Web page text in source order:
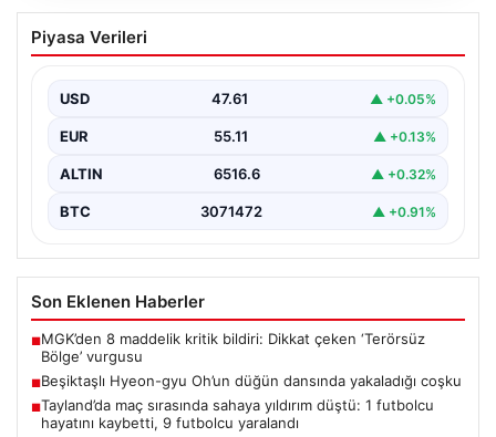
Beşiktaşlı Hyeon-gyu Oh’un düğün
dansında yakaladığı coşku
düzenlediği düğünde sahneye çıkarak eğlenceli bir
dans performansı…
Piyasa Verileri
USD 47.61 ▲ +0.05%
EUR 55.11 ▲ +0.13%
ALTIN 6516.6 ▲ +0.32%
BTC 3071472 ▲ +0.91%
Son Eklenen Haberler
■MGK’den 8 maddelik kritik bildiri: Dikkat çeken ‘Terörsüz
Bölge’ vurgusu
■Beşiktaşlı Hyeon-gyu Oh’un düğün dansında yakaladığı coşku
■Tayland’da maç sırasında sahaya yıldırım düştü: 1 futbolcu
hayatını kaybetti, 9 futbolcu yaralandı